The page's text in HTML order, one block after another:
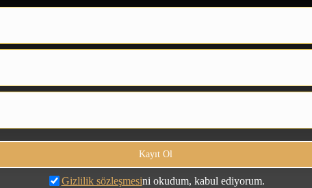
Gizlilik sözleşmesini okudum, kabul ediyorum.